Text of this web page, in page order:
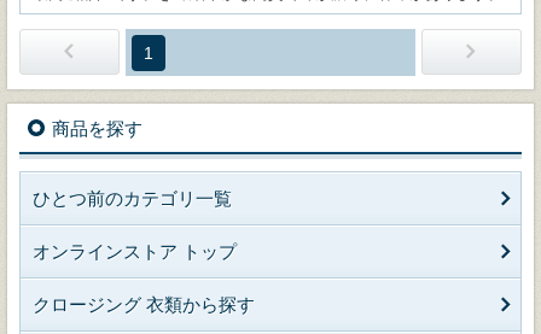
1
商品を探す
ひとつ前のカテゴリ一覧
オンラインストア トップ
クロージング 衣類から探す